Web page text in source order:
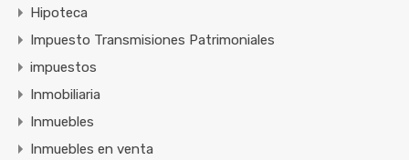
Hipoteca
Impuesto Transmisiones Patrimoniales
impuestos
Inmobiliaria
Inmuebles
Inmuebles en venta